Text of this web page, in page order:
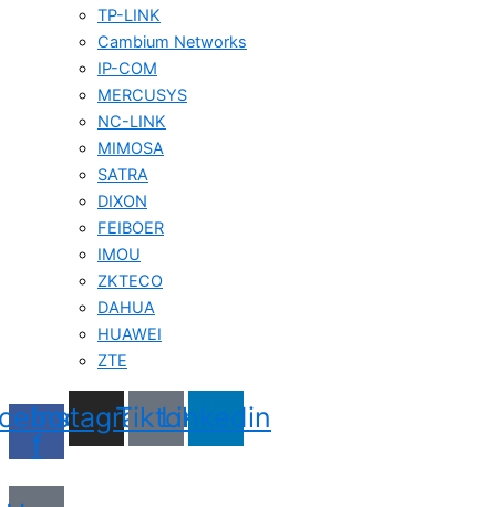
TP-LINK
Cambium Networks
IP-COM
MERCUSYS
NC-LINK
MIMOSA
SATRA
DIXON
FEIBOER
IMOU
ZKTECO
DAHUA
HUAWEI
ZTE
f
Instagram
TiktokLinkedin